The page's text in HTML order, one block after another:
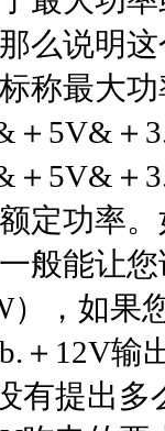
么说明
称最大
＋5V&＋
＋5V&＋
定功率
般能让
），如果
12V输出
有提出多